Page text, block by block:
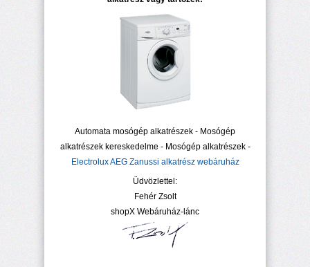
Automata mosógép alkatrészek - Mosógép
alkatrészek kereskedelme - Mosógép alkatrészek -
Electrolux AEG Zanussi alkatrész webáruház
Üdvözlettel:
Fehér Zsolt
shopX Webáruház-lánc